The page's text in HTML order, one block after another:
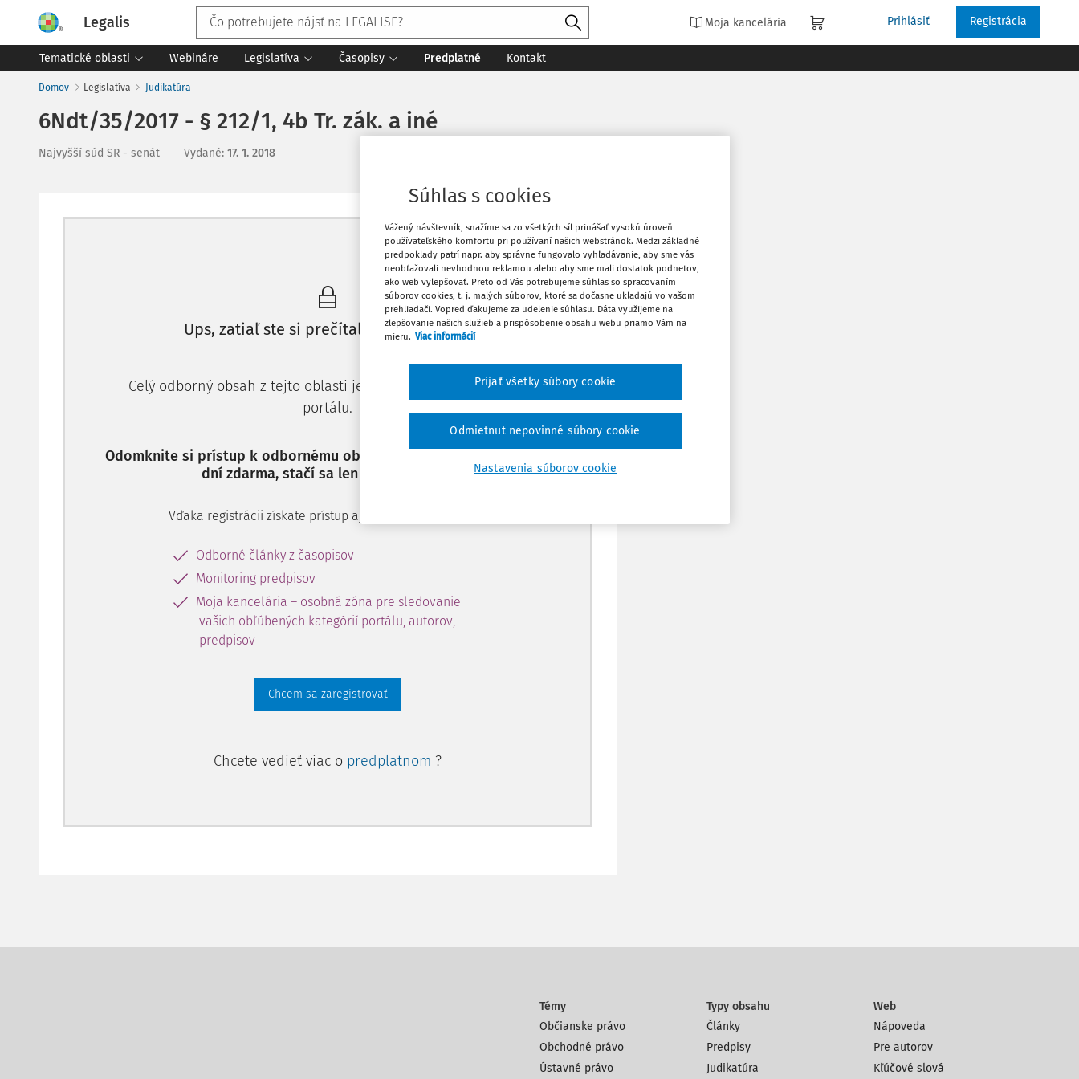
Legalis Moja kancelária Prihlásiť Registrácia
Tematické oblasti Webináre Legislatíva Časopisy Predplatné Kontakt
Domov Legislatíva Judikatúra
6Ndt/35/2017 - § 212/1, 4b Tr. zák. a iné
Najvyšší súd SR - senát Vydané: 17. 1. 2018
Máte predplatné? Prihláste sa
Ups, zatiaľ ste si prečítali len začiatok...
Celý odborný obsah z tejto oblasti je dostupný predplatiteľom
portálu.
Odomknite si prístup k odbornému obsahu a získajte prístup na 10
dní zdarma, stačí sa len zaregistrovať.
Vďaka registrácii získate prístup aj k vybranému obsahu:
Odborné články z časopisov
Monitoring predpisov
Moja kancelária – osobná zóna pre sledovanie
vašich obľúbených kategórií portálu, autorov,
predpisov
Chcem sa zaregistrovať
Chcete vedieť viac o predplatnom ?
Vytlačiť
Obľúbené
Stiahnuť
Témy
Občianske právo
Obchodné právo
Ústavné právo
Typy obsahu
Články
Predpisy
Judikatúra
Web
Nápoveda
Pre autorov
Kľúčové slová
Súhlas s cookies
Vážený návštevník, snažíme sa zo všetkých síl prinášať vysokú úroveň
používateľského komfortu pri používaní našich webstránok. Medzi základné
predpoklady patrí napr. aby správne fungovalo vyhľadávanie, aby sme vás
neobťažovali nevhodnou reklamou alebo aby sme mali dostatok podnetov,
ako web vylepšovať. Preto od Vás potrebujeme súhlas so spracovaním
súborov cookies, t. j. malých súborov, ktoré sa dočasne ukladajú vo vašom
prehliadači. Vopred ďakujeme za udelenie súhlasu. Dáta využijeme na
zlepšovanie našich služieb a prispôsobenie obsahu webu priamo Vám na
mieru. Viac informácií
Nastavenia súborov cookie
Odmietnut nepovinné súbory cookie
Prijať všetky súbory cookie